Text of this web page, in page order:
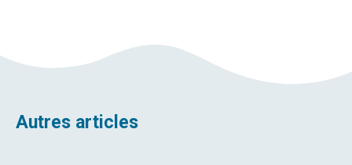
Autres articles